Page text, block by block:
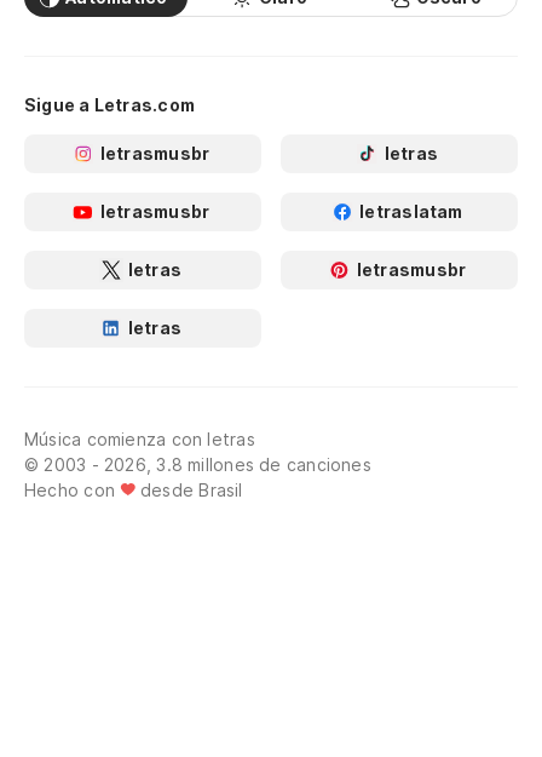
Sigue a Letras.com
letrasmusbr letras
letrasmusbr letraslatam
letras letrasmusbr
letras
Música comienza con letras
© 2003 - 2026, 3.8 millones de canciones
Hecho con
desde Brasil